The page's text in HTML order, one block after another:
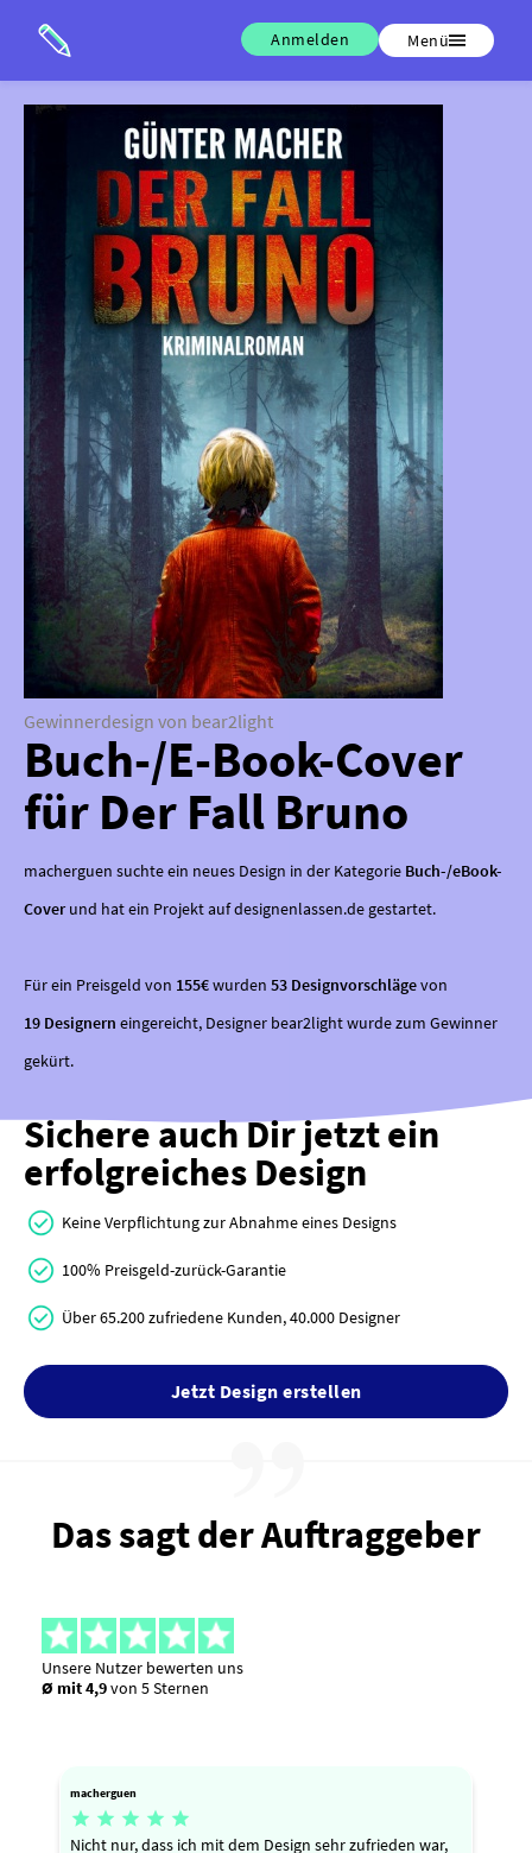
Anmelden Menü
Gewinnerdesign von bear2light
Buch-/E-Book-Cover
für Der Fall Bruno
macherguen suchte ein neues Design in der Kategorie Buch-/eBook-
Coverund hat ein Projekt auf designenlassen.de gestartet.
Für ein Preisgeld von 155€wurden 53 Designvorschlägevon
19 Designern eingereicht, Designer bear2light wurde zum Gewinner
gekürt.
Sichere auch Dir jetzt ein
erfolgreiches Design
Keine Verpflichtung zur Abnahme eines Designs
100% Preisgeld-zurück-Garantie
Über 65.200 zufriedene Kunden, 40.000 Designer
Jetzt Design erstellen
Das sagt der Auftraggeber
Unsere Nutzer bewerten uns
Ø mit 4,9von 5 Sternen
macherguen
    
Nicht nur, dass ich mit dem Design sehr zufrieden war,